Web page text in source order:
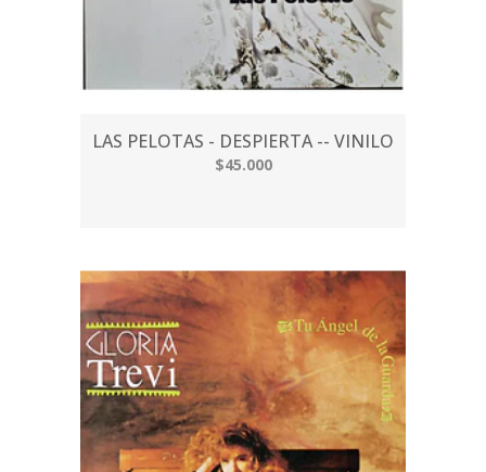
LAS PELOTAS - DESPIERTA -- VINILO
$45.000